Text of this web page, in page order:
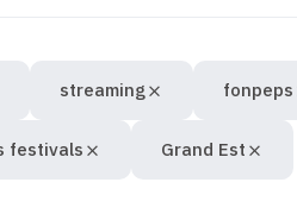
streaming fonpeps
festivals Grand Est